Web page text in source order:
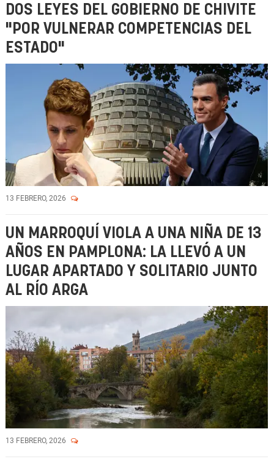
DOS LEYES DEL GOBIERNO DE CHIVITE
"POR VULNERAR COMPETENCIAS DEL
ESTADO"
13 FEBRERO, 2026
UN MARROQUÍ VIOLA A UNA NIÑA DE 13
AÑOS EN PAMPLONA: LA LLEVÓ A UN
LUGAR APARTADO Y SOLITARIO JUNTO
AL RÍO ARGA
13 FEBRERO, 2026